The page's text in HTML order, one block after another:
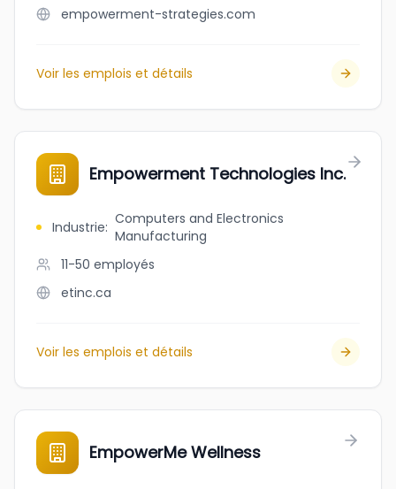
empowerment-strategies.com
Voir les emplois et détails
Empowerment Technologies Inc.
Industrie: Computers and Electronics
Manufacturing
11-50 employés
etinc.ca
Voir les emplois et détails
EmpowerMe Wellness